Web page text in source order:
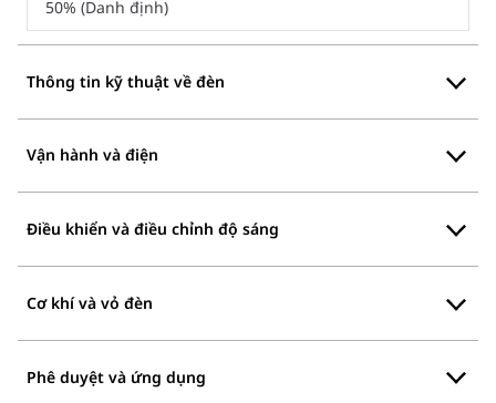
50% (Danh định)
Thông tin kỹ thuật về đèn
Vận hành và điện
Điều khiển và điều chỉnh độ sáng
Cơ khí và vỏ đèn
Phê duyệt và ứng dụng